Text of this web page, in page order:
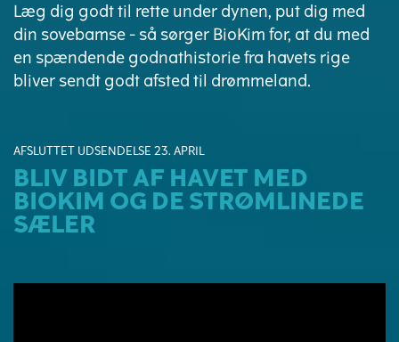
Læg dig godt til rette under dynen, put dig med
din sovebamse - så sørger BioKim for, at du med
en spændende godnathistorie fra havets rige
bliver sendt godt afsted til drømmeland.
AFSLUTTET UDSENDELSE 23. APRIL
BLIV BIDT AF HAVET MED
BIOKIM OG DE STRØMLINEDE
SÆLER